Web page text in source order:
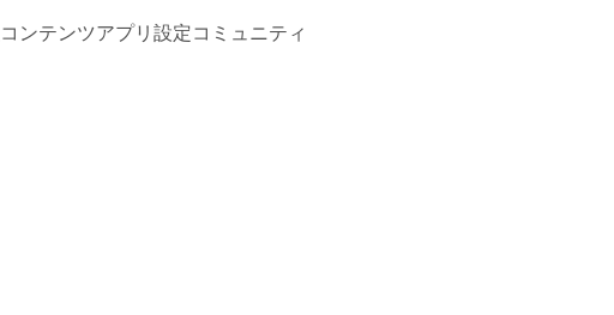
コンテンツアプリ設定コミュニティ